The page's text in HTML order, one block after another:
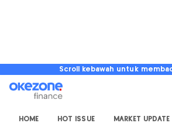
Scroll kebawah untuk
HOME HOT ISSUE MARKET UPDATE